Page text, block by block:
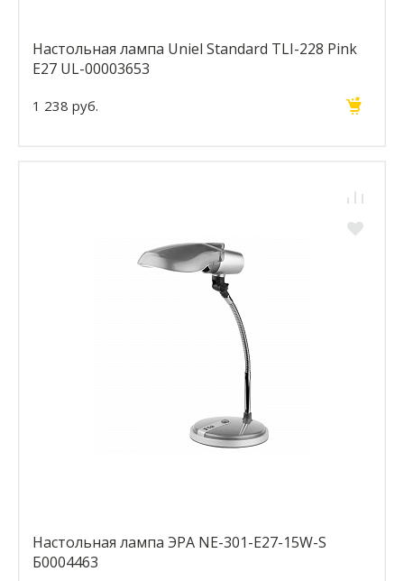
Настольная лампа Uniel Standard TLI-228 Pink
E27 UL-00003653
1 238 руб.
Настольная лампа ЭРА NE-301-E27-15W-S
Б0004463